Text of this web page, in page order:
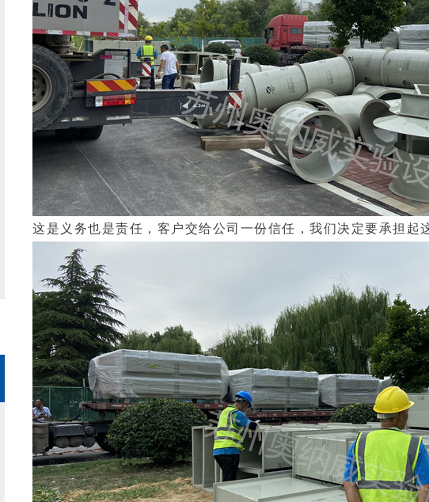
这是义务也是责任，客户交给公司一份信任，我们决定要承担起